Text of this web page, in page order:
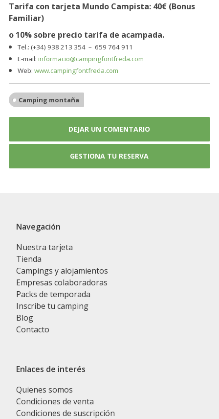
Tarifa con tarjeta Mundo Campista: 40€ (Bonus
Familiar)
o 10% sobre precio tarifa de acampada.
Tel.: (+34) 938 213 354 – 659 764 911
E-mail:informacio@campingfontfreda.com
Web:www.campingfontfreda.com
Camping montaña
DEJAR UN COMENTARIO
GESTIONA TU RESERVA
Navegación
Nuestra tarjeta
Tienda
Campings y alojamientos
Empresas colaboradoras
Packs de temporada
Inscribe tu camping
Blog
Contacto
Enlaces de interés
Quienes somos
Condiciones de venta
Condiciones de suscripción